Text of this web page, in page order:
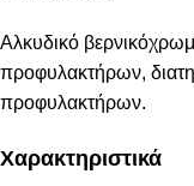
Αλκυδικό
προφυλακτήρων,
προφυλακτήρων.
Χαρακτηριστικά